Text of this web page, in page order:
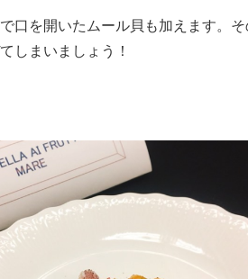
口を開いたムール貝も加えます。
しまいましょう！